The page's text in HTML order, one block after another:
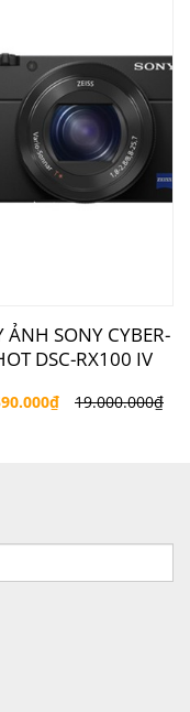
ẢNH SONY CYBER-
DSC-RX100 IV
₫ 19.000.000₫